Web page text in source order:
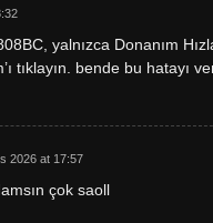
yalnızca Donanım
tıklayın. bende bu hatayı
2026 at 17:57
çok saoll